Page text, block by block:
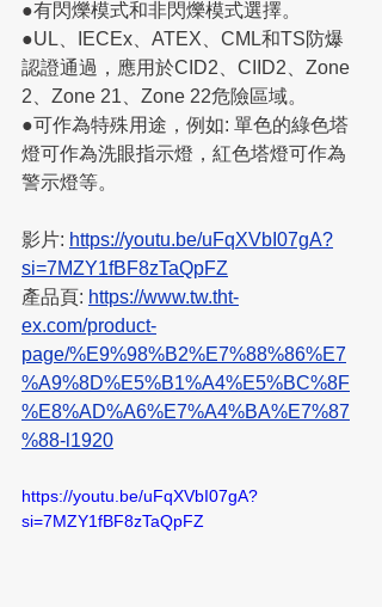
●有閃爍模式和非閃爍模式選擇。
●UL、IECEx、ATEX、CML和TS防爆
認證通過，應用於CID2、CIID2、Zone
2、Zone 21、Zone 22危險區域。
●可作為特殊用途，例如: 單色的綠色塔
燈可作為洗眼指示燈，紅色塔燈可作為
警示燈等。
影片: https://youtu.be/uFqXVbI07gA?
si=7MZY1fBF8zTaQpFZ
產品頁: https://www.tw.tht-
ex.com/product-
page/%E9%98%B2%E7%88%86%E7
%A9%8D%E5%B1%A4%E5%BC%8F
%E8%AD%A6%E7%A4%BA%E7%87
%88-l1920
https://youtu.be/uFqXVbI07gA?
si=7MZY1fBF8zTaQpFZ